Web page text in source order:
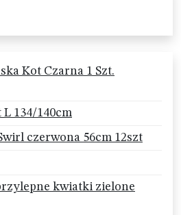
Kot Czarna 1 Szt.
134/140cm
czerwona 56cm 12szt
kwiatki zielone